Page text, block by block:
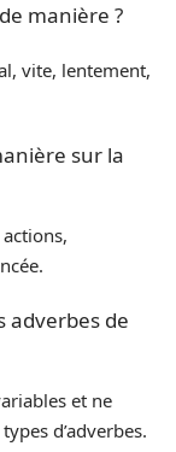
manière ?
vite, lentement,
sur la
adverbes de
et ne
d’adverbes.